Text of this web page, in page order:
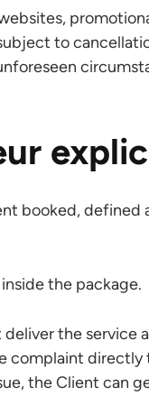
to
booked, defined
the package.
deliver the service
complaint directly
the Client can